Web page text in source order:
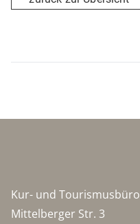
Kur- und Tourismusbüro
Mittelberger Str. 3